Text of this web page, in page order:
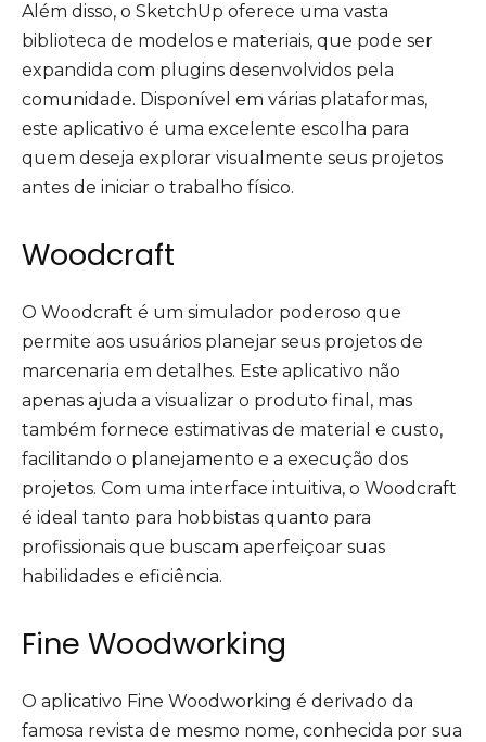
Além disso, o SketchUp oferece uma vasta
biblioteca de modelos e materiais, que pode ser
expandida com plugins desenvolvidos pela
comunidade. Disponível em várias plataformas,
este aplicativo é uma excelente escolha para
quem deseja explorar visualmente seus projetos
antes de iniciar o trabalho físico.
Woodcraft
O Woodcraft é um simulador poderoso que
permite aos usuários planejar seus projetos de
marcenaria em detalhes. Este aplicativo não
apenas ajuda a visualizar o produto final, mas
também fornece estimativas de material e custo,
facilitando o planejamento e a execução dos
projetos. Com uma interface intuitiva, o Woodcraft
é ideal tanto para hobbistas quanto para
profissionais que buscam aperfeiçoar suas
habilidades e eficiência.
Fine Woodworking
O aplicativo Fine Woodworking é derivado da
famosa revista de mesmo nome, conhecida por sua